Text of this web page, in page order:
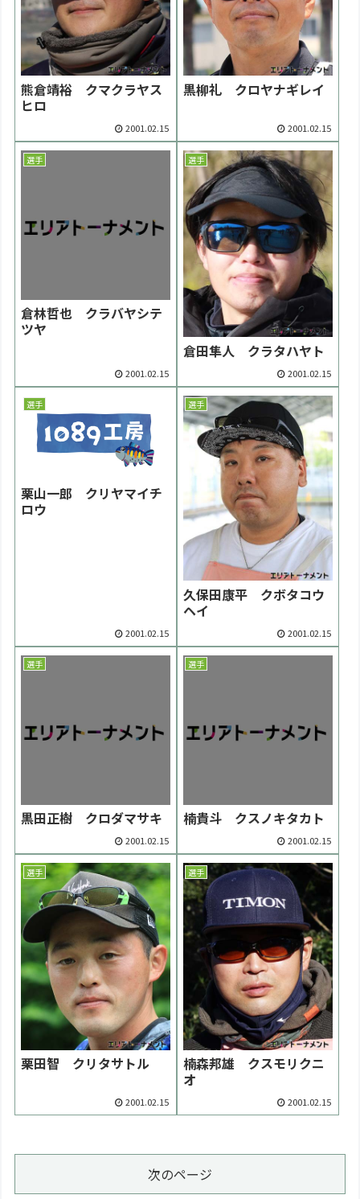
熊倉靖裕 クマクラヤス
ヒロ
2001.02.15
黒柳礼 クロヤナギレイ
2001.02.15
選手
倉林哲也 クラバヤシテ
ツヤ
2001.02.15
選手
倉田隼人 クラタハヤト
2001.02.15
選手
栗山一郎 クリヤマイチ
ロウ
2001.02.15
選手
久保田康平 クボタコウ
ヘイ
2001.02.15
選手
黒田正樹 クロダマサキ
2001.02.15
選手
楠貴斗 クスノキタカト
2001.02.15
選手
栗田智 クリタサトル
2001.02.15
選手
楠森邦雄 クスモリクニ
オ
2001.02.15
次のページ